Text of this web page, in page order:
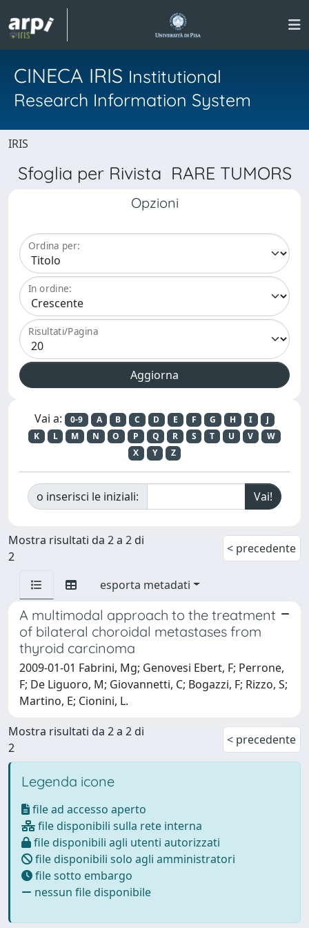
CINECA IRIS Institutional
Research Information System
IRIS
Sfoglia per Rivista RARE TUMORS
Opzioni
Ordina per:
In ordine:
Risultati/Pagina
Vai a: 0-9 A B C D E F G H I
J
K
L M N O P Q R S T U V
W
X
Y Z
o inserisci le iniziali:
Mostra risultati da 2 a 2 di
2
< precedente
esporta metadati
A multimodal approach to the treatment
of bilateral choroidal metastases from
thyroid carcinoma
2009-01-01 Fabrini, Mg; Genovesi Ebert, F; Perrone,
F; De Liguoro, M; Giovannetti, C; Bogazzi, F; Rizzo, S;
Martino, E; Cionini, L.
Mostra risultati da 2 a 2 di
2
< precedente
Legenda icone
file ad accesso aperto
file disponibili sulla rete interna
file disponibili agli utenti autorizzati
file disponibili solo agli amministratori
file sotto embargo
nessun file disponibile